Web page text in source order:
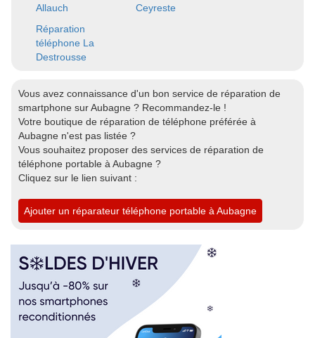
Allauch
Ceyreste
Réparation
téléphone La
Destrousse
Vous avez connaissance d'un bon service de réparation de
smartphone sur Aubagne ? Recommandez-le !
Votre boutique de réparation de téléphone préférée à
Aubagne n'est pas listée ?
Vous souhaitez proposer des services de réparation de
téléphone portable à Aubagne ?
Cliquez sur le lien suivant :
Ajouter un réparateur téléphone portable à Aubagne